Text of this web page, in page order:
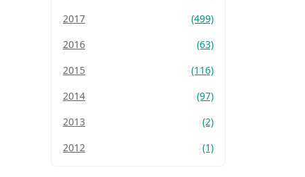
2017
(499)
2016
(63)
2015
(116)
2014
(97)
2013
(2)
2012
(1)